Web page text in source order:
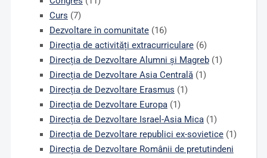
Curs (7)
Dezvoltare în comunitate(16)
Direcția de activități extracurriculare(6)
Direcția de Dezvoltare Alumni și Magreb(1)
Direcția de Dezvoltare Asia Centrală(1)
Direcția de Dezvoltare Erasmus (1)
Direcția de Dezvoltare Europa(1)
Direcția de Dezvoltare Israel-Asia Mica(1)
Direcția de Dezvoltare republici ex-sovietice(1)
Direcția de Dezvoltare Românii de pretutindeni